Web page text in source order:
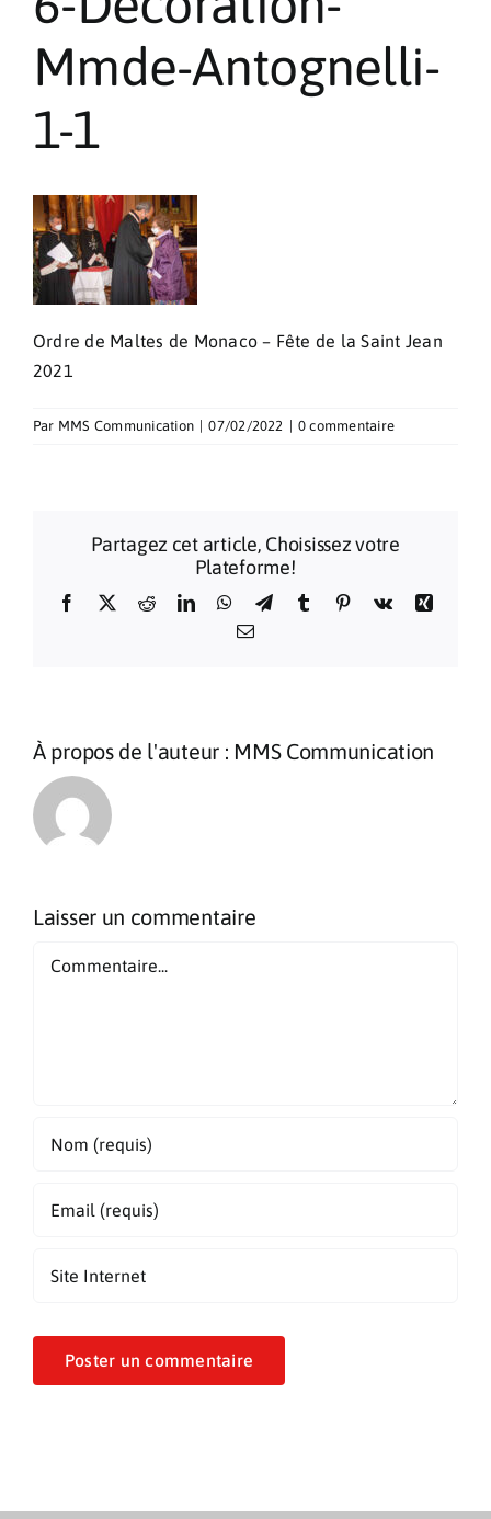
Contact
Mmde-Antognelli-
1-1
Ordre de Maltes de Monaco – Fête de la Saint Jean
2021
Par MMS Communication 07/02/2022 0 commentaire
Partagez cet article, Choisissez votre
Plateforme!
Facebook
X RedditLinkedInWhatsApp
TelegramTumblr Pinterest
Vk
Xing
Email
À propos de l'auteur : MMS Communication
Laisser un commentaire
Commentaire